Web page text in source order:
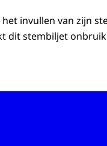
het invullen van zijn
dit stembiljet